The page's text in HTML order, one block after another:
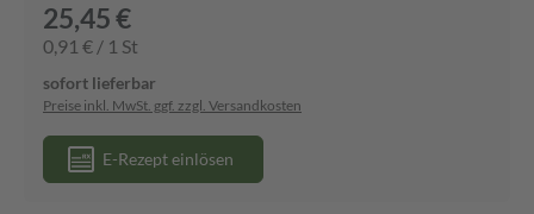
25,45 €
0,91 € / 1 St
sofort lieferbar
Preise inkl. MwSt. ggf. zzgl. Versandkosten
E-Rezept einlösen